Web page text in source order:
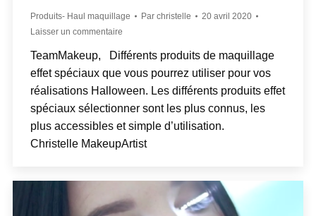
Produits- Haul maquillage Par christelle
20 avril 2020
Laisser un commentaire
TeamMakeup, Différents produits de maquillage
effet spéciaux que vous pourrez utiliser pour vos
réalisations Halloween. Les différents produits effet
spéciaux sélectionner sont les plus connus, les
plus accessibles et simple d’utilisation.
Christelle MakeupArtist